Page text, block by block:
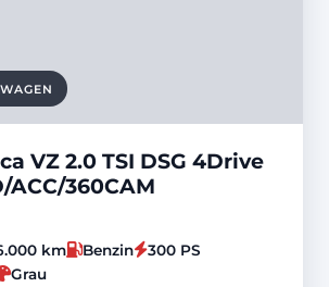
VZ 2.0 TSI DSG 4Drive
ACC/360CAM
km Benzin
300 PS
Grau